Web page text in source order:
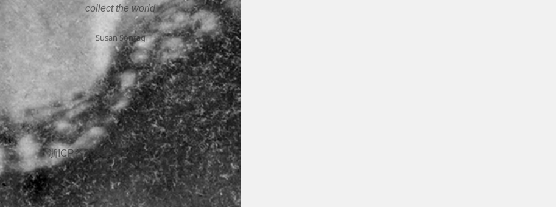
collect the world
Susan Sontag
浙ICP备2025207338号